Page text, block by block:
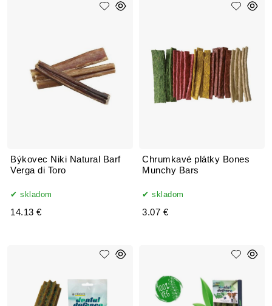
Býkovec Niki Natural Barf
Verga di Toro
skladom
14.13 €
Chrumkavé plátky Bones
Munchy Bars
skladom
3.07 €